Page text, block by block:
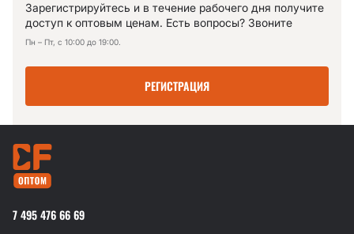
Зарегистрируйтесь и в течение рабочего дня получите
доступ к оптовым ценам. Есть вопросы? Звоните
Пн – Пт, с 10:00 до 19:00.
РЕГИСТРАЦИЯ
7 495 476 66 69